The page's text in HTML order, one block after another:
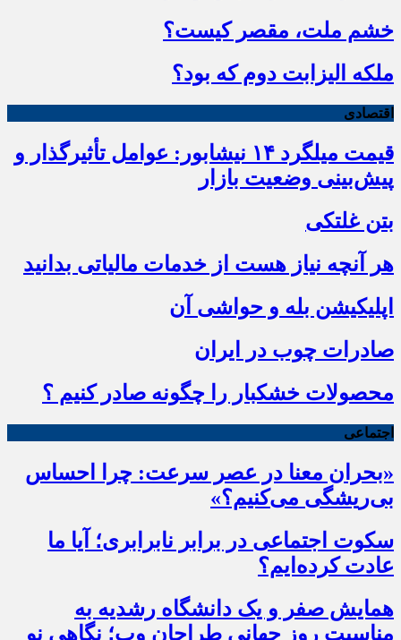
خشم ملت، مقصر کیست؟
ملکه الیزابت دوم که بود؟
اقتصادی
قیمت میلگرد ۱۴ نیشابور: عوامل تأثیرگذار و
پیش‌بینی وضعیت بازار
بتن غلتکی
هر آنچه نیاز هست از خدمات مالیاتی بدانید
اپلیکیشن بله و حواشی آن
صادرات چوب در ایران
محصولات خشکبار را چگونه صادر کنیم ؟
اجتماعی
«بحران معنا در عصر سرعت: چرا احساس
بی‌ریشگی می‌کنیم؟»
سکوت اجتماعی در برابر نابرابری؛ آیا ما
عادت کرده‌ایم؟
همایش صفر و یک دانشگاه رشدیه به
مناسبت روز جهانی طراحان وب؛ نگاهی نو